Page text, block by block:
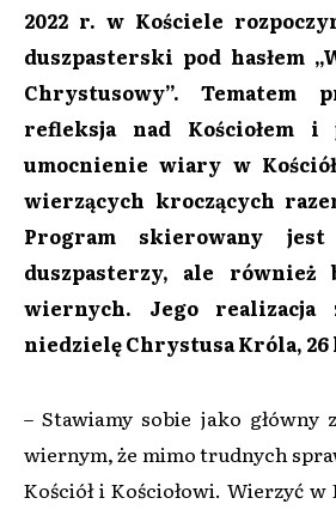
2022 r. w Kościele
duszpasterski pod hasłem
Chrystusowy”. Tematem
refleksja nad Kościołem i
umocnienie wiary w
wierzących kroczących
Program skierowany
duszpasterzy, ale również
wiernych. Jego realizacja
niedzielę Chrystusa Króla, 26
– Stawiamy sobie jako główny
wiernym, że mimo trudnych
Kościół i Kościołowi. Wierzyć w